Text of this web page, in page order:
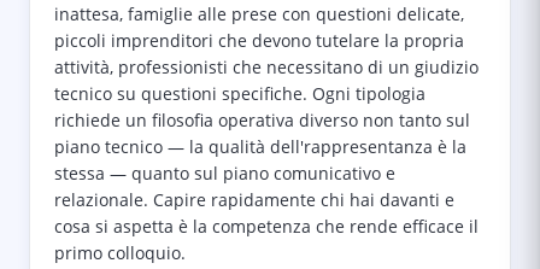
inattesa, famiglie alle prese con questioni delicate,
piccoli imprenditori che devono tutelare la propria
attività, professionisti che necessitano di un giudizio
tecnico su questioni specifiche. Ogni tipologia
richiede un filosofia operativa diverso non tanto sul
piano tecnico — la qualità dell'rappresentanza è la
stessa — quanto sul piano comunicativo e
relazionale. Capire rapidamente chi hai davanti e
cosa si aspetta è la competenza che rende efficace il
primo colloquio.